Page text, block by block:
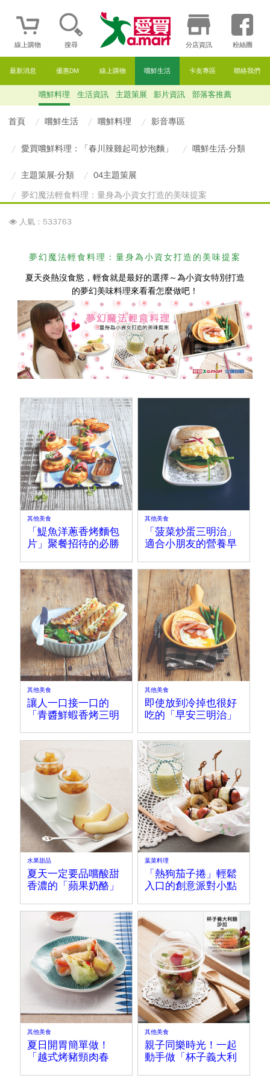
線上購物 搜尋 分店資訊 粉絲團
最新消息 優惠DM 線上購物 嚐鮮生活 卡友專區 聯絡我們
嚐鮮料理 生活資訊 主題策展 影片資訊 部落客推薦
首頁 嚐鮮生活 嚐鮮料理 影音專區
愛買嚐鮮料理：「春川辣雞起司炒泡麵」 嚐鮮生活-分類
主題策展-分類
04主題策展
夢幻魔法輕食料理：量身為小資女打造的美味提案
人氣：533763
夢幻魔法輕食料理 ：量身為小資女打造的美味提案
夏天炎熱沒食慾，輕食就是最好的選擇～為小資女特別打造
的夢幻美味料理來看看怎麼做吧！
其他美食
「鯷魚洋蔥香烤麵包
片」聚餐招待的必勝
其他美食
「菠菜炒蛋三明治」
適合小朋友的營養早
其他美食
讓人一口接一口的
「青醬鮮蝦香烤三明
其他美食
即使放到冷掉也很好
吃的「早安三明治」
水果甜品
夏天一定要品嚐酸甜
香濃的「蘋果奶酪」
葉菜料理
「熱狗茄子捲」輕鬆
入口的創意派對小點
其他美食
夏日開胃簡單做！
「越式烤豬頸肉春
其他美食
親子同樂時光！一起
動手做「杯子義大利